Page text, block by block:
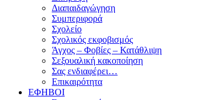
Διαπαιδαγώγηση
Συμπεριφορά
Σχολείο
Σχολικός εκφοβισμός
Άγχος – Φοβίες – Κατάθλιψη
Σεξουαλική κακοποίηση
Σας ενδιαφέρει…
Επικαιρότητα
ΕΦΗΒΟΙ